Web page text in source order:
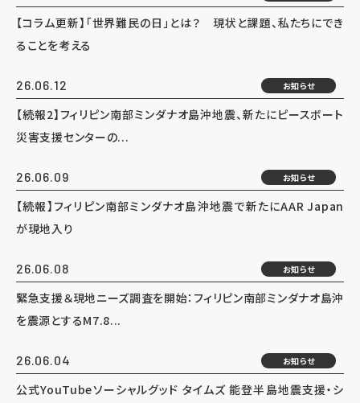
【コラム更新】「世界難民の日」とは？ 現状と課題、私たちにでき
ることを考える
26.06.12 お知らせ
【続報2】フィリピン南部ミンダナオ島沖地震、新たにピースボート
災害支援センターの...
26.06.09 お知らせ
【続報】フィリピン南部ミンダナオ島沖地震で新たにAAR Japan
が現地入り
26.06.08 お知らせ
緊急支援＆現地ニーズ調査を開始：フィリピン南部ミンダナオ島沖
を震源とするM7.8...
26.06.04 お知らせ
公式YouTubeソーシャルグッド タイムズ 能登半島地震支援・シ